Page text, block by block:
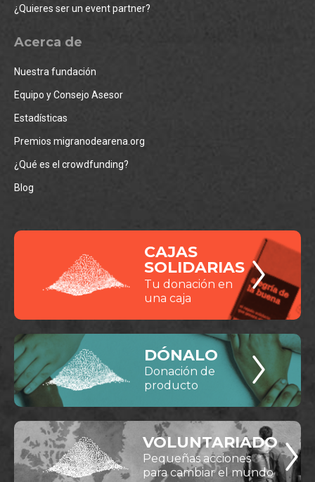
¿Quieres ser un event partner?
Acerca de
Nuestra fundación
Equipo y Consejo Asesor
Estadísticas
Premios migranodearena.org
¿Qué es el crowdfunding?
Blog
CAJAS
SOLIDARIAS
Tu donación en
una caja
DÓNALO
Donación de
producto
VOLUNTARIADO
Pequeñas acciones
para cambiar el mundo